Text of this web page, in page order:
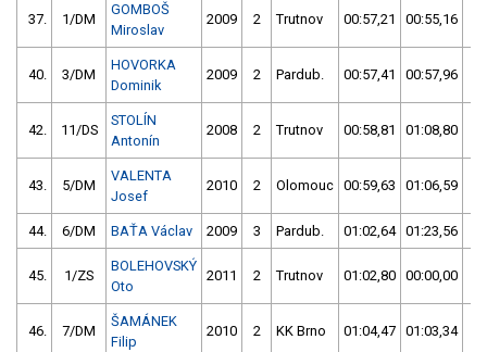
37. 1/DM
GOMBOŠ
Miroslav
2009 2 Trutnov 00:57,21 00:55,16
40. 3/DM
HOVORKA
Dominik
2009 2 Pardub. 00:57,41 00:57,96
42. 11/DS
STOLÍN
Antonín
2008 2 Trutnov 00:58,81 01:08,80
43. 5/DM
VALENTA
Josef
2010 2 Olomouc 00:59,63 01:06,59
44. 6/DM BAŤA Václav 2009 3 Pardub. 01:02,64 01:23,56
45. 1/ZS
BOLEHOVSKÝ
Oto
2011 2 Trutnov 01:02,80 00:00,00
46. 7/DM
ŠAMÁNEK
Filip
2010 2 KK Brno 01:04,47 01:03,34